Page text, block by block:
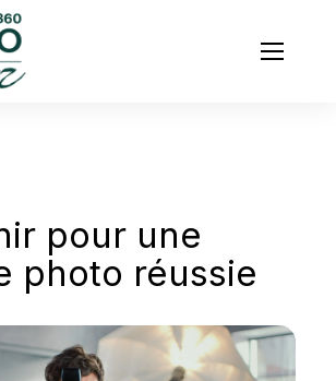
Menu
pour une
photo réussie